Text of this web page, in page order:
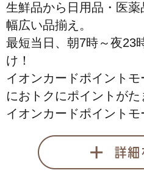
生鮮品から日用品・医
幅広い品揃え。
最短当日、朝7時～夜23
け！
イオンカードポイント
におトクにポイントがた
イオンカードポイント